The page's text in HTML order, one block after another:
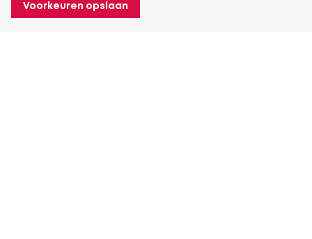
Voorkeuren opslaan